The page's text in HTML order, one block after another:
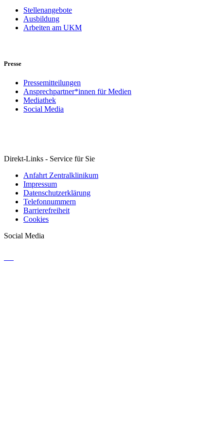
Stellenangebote
Ausbildung
Arbeiten am UKM
Presse
Pressemitteilungen
Ansprechpartner*innen für Medien
Mediathek
Social Media
Direkt-Links - Service für Sie
Anfahrt Zentralklinikum
Impressum
Datenschutzerklärung
Telefonnummern
Barrierefreiheit
Cookies
Social Media